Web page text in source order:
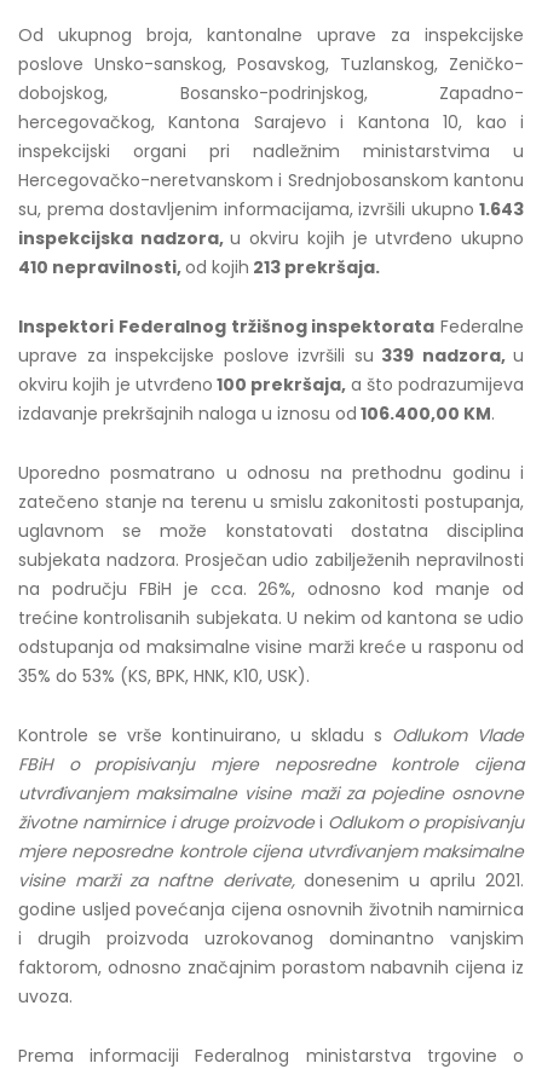
Od ukupnog broja, kantonalne uprave za inspekcijske
poslove Unsko-sanskog, Posavskog, Tuzlanskog, Zeničko-
dobojskog, Bosansko-podrinjskog, Zapadno-
hercegovačkog, Kantona Sarajevo i Kantona 10, kao i
inspekcijski organi pri nadležnim ministarstvima u
Hercegovačko-neretvanskom i Srednjobosanskom kantonu
su, prema dostavljenim informacijama, izvršili ukupno 1.643
inspekcijska nadzora,u okviru kojih je utvrđeno ukupno
410 nepravilnosti,od kojih 213 prekršaja.
Inspektori Federalnog tržišnog inspektorata Federalne
uprave za inspekcijske poslove izvršili su 339 nadzora, u
okviru kojih je utvrđeno 100 prekršaja, a što podrazumijeva
izdavanje prekršajnih naloga u iznosu od 106.400,00 KM.
Uporedno posmatrano u odnosu na prethodnu godinu i
zatečeno stanje na terenu u smislu zakonitosti postupanja,
uglavnom se može konstatovati dostatna disciplina
subjekata nadzora. Prosječan udio zabilježenih nepravilnosti
na području FBiH je cca. 26%, odnosno kod manje od
trećine kontrolisanih subjekata. U nekim od kantona se udio
odstupanja od maksimalne visine marži kreće u rasponu od
35% do 53% (KS, BPK, HNK, K10, USK).
Kontrole se vrše kontinuirano, u skladu s Odlukom Vlade
FBiH o propisivanju mjere neposredne kontrole cijena
utvrđivanjem maksimalne visine maži za pojedine osnovne
životne namirnice i druge proizvodei Odlukom o propisivanju
mjere neposredne kontrole cijena utvrđivanjem maksimalne
visine marži za naftne derivate,donesenim u aprilu 2021.
godine usljed povećanja cijena osnovnih životnih namirnica
i drugih proizvoda uzrokovanog dominantno vanjskim
faktorom, odnosno značajnim porastom nabavnih cijena iz
uvoza.
Prema informaciji Federalnog ministarstva trgovine o